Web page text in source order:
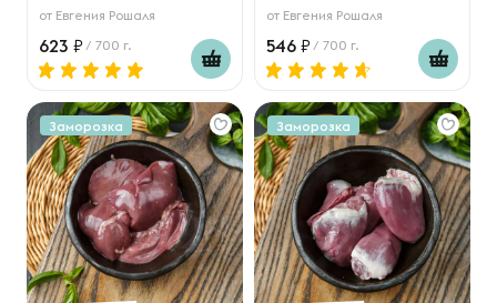
от Евгения Рошаля
623 / 700 г.
от Евгения Рошаля
546 / 700 г.
Заморозка Заморозка